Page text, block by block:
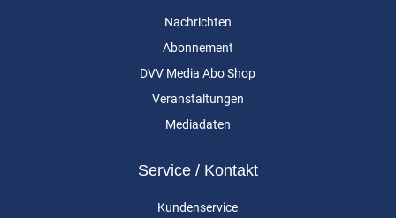
Nachrichten
Abonnement
DVV Media Abo Shop
Veranstaltungen
Mediadaten
Service / Kontakt
Kundenservice